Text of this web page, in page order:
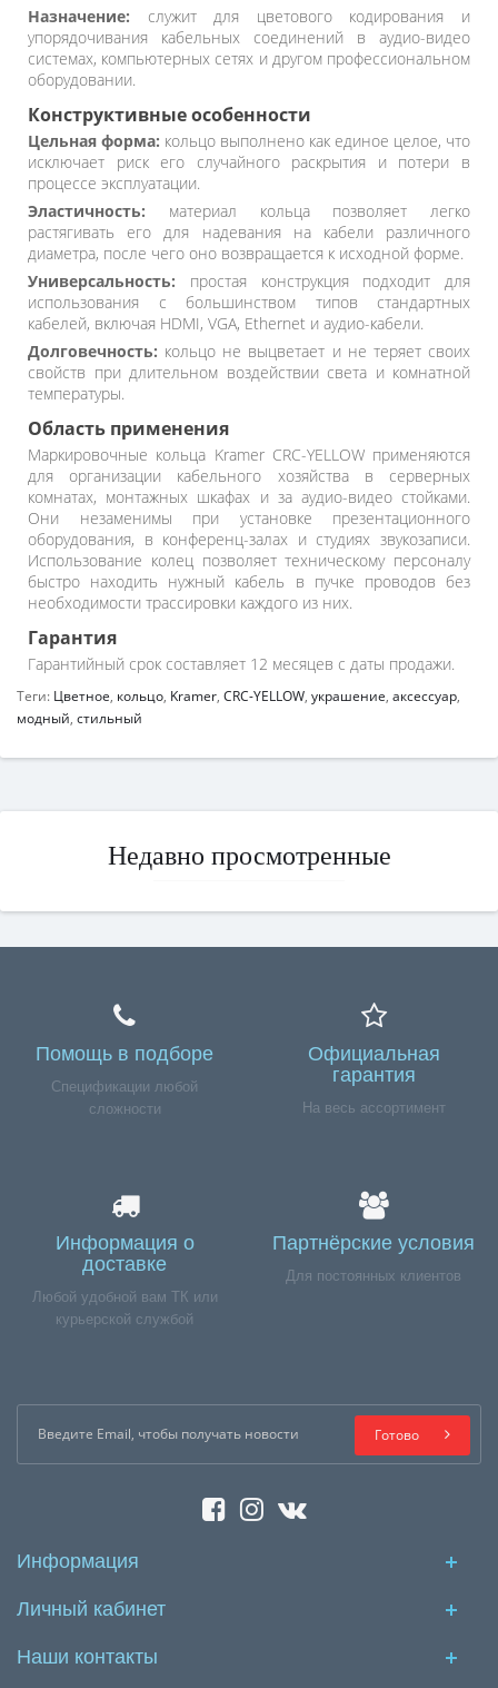
Назначение: служит для цветового кодирования и
упорядочивания кабельных соединений в аудио-видео
системах, компьютерных сетях и другом профессиональном
оборудовании.
Конструктивные особенности
Цельная форма: кольцо выполнено как единое целое, что
исключает риск его случайного раскрытия и потери в
процессе эксплуатации.
Эластичность: материал кольца позволяет легко
растягивать его для надевания на кабели различного
диаметра, после чего оно возвращается к исходной форме.
Универсальность: простая конструкция подходит для
использования с большинством типов стандартных
кабелей, включая HDMI, VGA, Ethernet и аудио-кабели.
Долговечность: кольцо не выцветает и не теряет своих
свойств при длительном воздействии света и комнатной
температуры.
Область применения
Маркировочные кольца Kramer CRC-YELLOW применяются
для организации кабельного хозяйства в серверных
комнатах, монтажных шкафах и за аудио-видео стойками.
Они незаменимы при установке презентационного
оборудования, в конференц-залах и студиях звукозаписи.
Использование колец позволяет техническому персоналу
быстро находить нужный кабель в пучке проводов без
необходимости трассировки каждого из них.
Гарантия
Гарантийный срок составляет 12 месяцев с даты продажи.
Теги: Цветное, кольцо, Kramer, CRC-YELLOW, украшение, аксессуар,
модный, стильный
Недавно просмотренные
Помощь в подборе
Спецификации любой
сложности
Официальная
гарантия
На весь ассортимент
Информация о
доставке
Любой удобной вам ТК или
курьерской службой
Партнёрские условия
Для постоянных клиентов
Готово
Информация
Личный кабинет
Наши контакты